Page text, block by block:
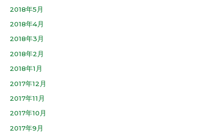
2018年5月
2018年4月
2018年3月
2018年2月
2018年1月
2017年12月
2017年11月
2017年10月
2017年9月